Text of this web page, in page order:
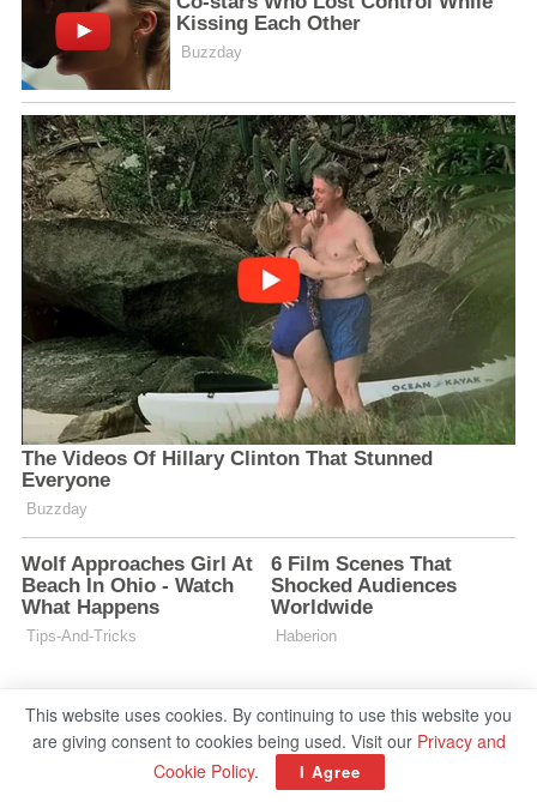
This website uses cookies. By continuing to use this website you
are giving consent to cookies being used. Visit our Privacy and
Cookie Policy. I Agree